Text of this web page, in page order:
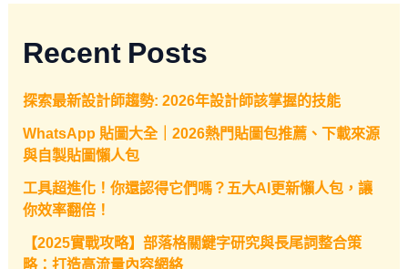
Recent Posts
探索最新設計師趨勢: 2026年設計師該掌握的技能
WhatsApp 貼圖大全｜2026熱門貼圖包推薦、下載來源
與自製貼圖懶人包
工具超進化！你還認得它們嗎？五大AI更新懶人包，讓
你效率翻倍！
【2025實戰攻略】部落格關鍵字研究與長尾詞整合策
略：打造高流量內容網絡